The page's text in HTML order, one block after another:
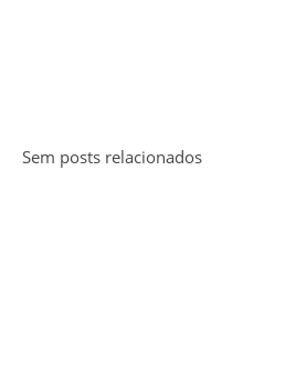
Sem posts relacionados